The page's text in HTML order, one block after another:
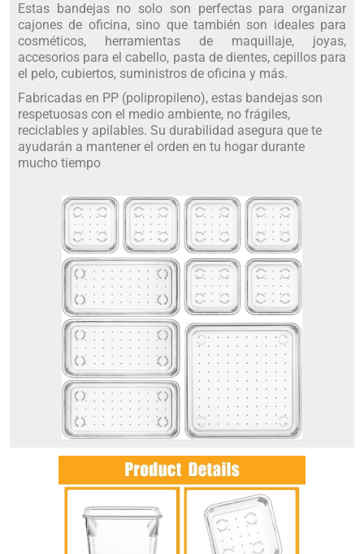
Estas bandejas no solo son perfectas para organizar
cajones de oficina, sino que también son ideales para
cosméticos, herramientas de maquillaje, joyas,
accesorios para el cabello, pasta de dientes, cepillos para
el pelo, cubiertos, suministros de oficina y más.
Fabricadas en PP (polipropileno), estas bandejas son
respetuosas con el medio ambiente, no frágiles,
reciclables y apilables. Su durabilidad asegura que te
ayudarán a mantener el orden en tu hogar durante
mucho tiempo